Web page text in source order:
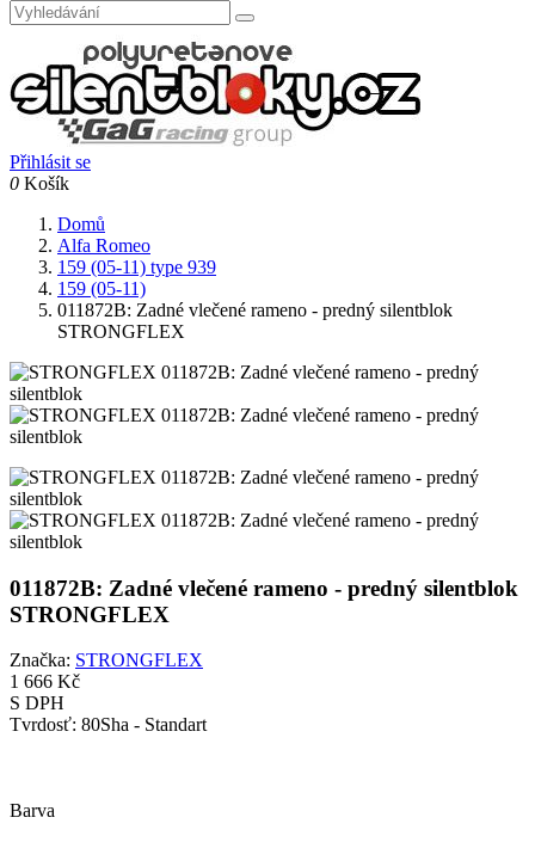
Přihlásit se
0 Košík
Domů
Alfa Romeo
159 (05-11) type 939
159 (05-11)
011872B: Zadné vlečené rameno - predný silentblok
STRONGFLEX
011872B: Zadné vlečené rameno - predný silentblok
STRONGFLEX
Značka: STRONGFLEX
1 666 Kč
S DPH
Tvrdosť: 80Sha - Standart
Barva